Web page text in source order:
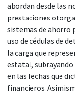
abordan desde las
prestaciones
sistemas de ahorro
uso de cédulas de
la carga que
estatal,
en las fechas que
financieros.